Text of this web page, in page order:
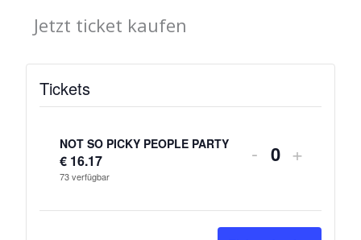
Jetzt ticket kaufen
Tickets
NOT SO PICKY PEOPLE PARTY
€ 16.17
73verfügbar
der
für
NOT
-
A
z
a
die
für
NOT
+